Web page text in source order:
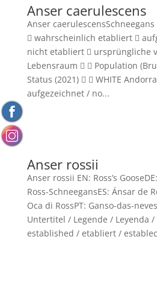
Anser caerulescens
Anser
 wahrscheinlich etabliert 
nicht etabliert  ursprüngliche
Lebensraum   Population
Status (2021)   WHITE
aufgezeichnet / no...
Anser rossii
Anser rossii EN: Ross’s
Ross-SchneegansES: Ánsar de
Oca di RossPT: Ganso-das-
Untertitel / Legende / Leyenda /
established / etabliert /